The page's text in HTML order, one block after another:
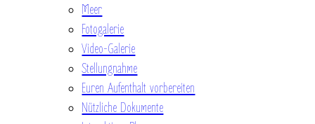
Meer
Fotogalerie
Video-Galerie
Stellungnahme
Euren Aufenthalt vorbereiten
Nützliche Dokumente